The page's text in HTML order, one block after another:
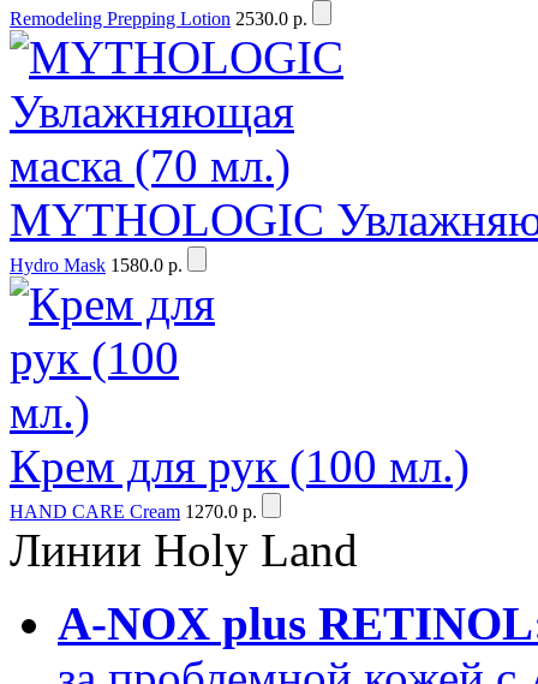
Remodeling Prepping Lotion 2530.0 р.
MYTHOLOGIC
Hydro Mask 1580.0 р.
Крем для рук (100 мл.)
HAND CARE Cream 1270.0 р.
Линии Holy Land
A-NOX plus